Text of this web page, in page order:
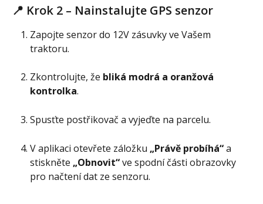
📍 Krok 2 – Nainstalujte GPS senzor
Zapojte senzor do 12V zásuvky ve Vašem
traktoru.
Zkontrolujte, že bliká modrá a oranžová
kontrolka.
Spusťte postřikovač a vyjeďte na parcelu.
V aplikaci otevřete záložku „Právě probíhá“ a
stiskněte „Obnovit“ ve spodní části obrazovky
pro načtení dat ze senzoru.